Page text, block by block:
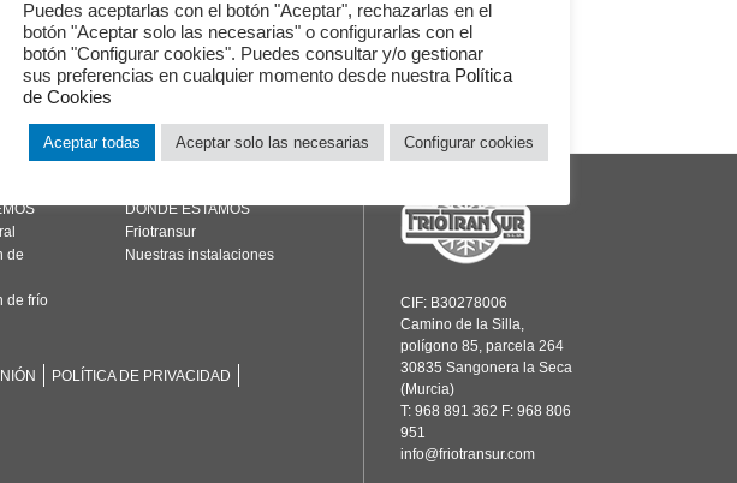
TRANS. MUSOS, S.L.
de
de frío
DÓNDE ESTAMOS
Friotransur
Nuestras instalaciones
POLÍTICA DE PRIVACIDAD
CIF: B30278006
Camino de la Silla,
polígono 85, parcela 264
30835 Sangonera la Seca
(Murcia)
T: 968 891 362 F: 968 806
951
info@friotransur.com
Puedes aceptarlas con el botón "Aceptar", rechazarlas en el
botón "Aceptar solo las necesarias" o configurarlas con el
botón "Configurar cookies". Puedes consultar y/o gestionar
sus preferencias en cualquier momento desde nuestra Política
de Cookies
Aceptar todas Aceptar solo las necesarias Configurar cookies